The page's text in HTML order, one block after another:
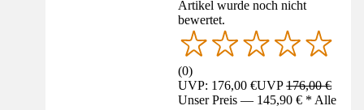
Artikel wurde noch nicht
bewertet.
(0)
UVP: 176,00 €UVP176,00 €
Unser Preis — 145,90 € * Alle